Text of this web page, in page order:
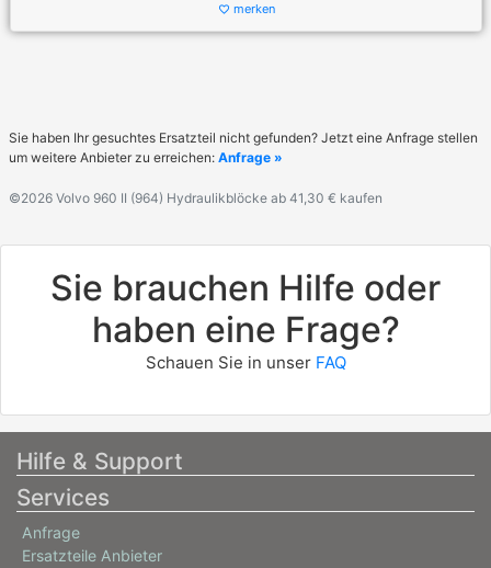
favorite_border merken
Sie haben Ihr gesuchtes Ersatzteil nicht gefunden? Jetzt eine Anfrage stellen
um weitere Anbieter zu erreichen: Anfrage »
©2026 Volvo 960 II (964) Hydraulikblöcke ab 41,30 € kaufen
Sie brauchen Hilfe oder
haben eine Frage?
Schauen Sie in unser FAQ
Hilfe & Support
Services
Anfrage
Ersatzteile Anbieter